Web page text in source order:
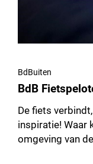
BdBuiten
BdB
De fiets
inspiratie! Waar
omgeving van